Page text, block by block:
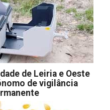
de Leiria e Oeste
de vigilância